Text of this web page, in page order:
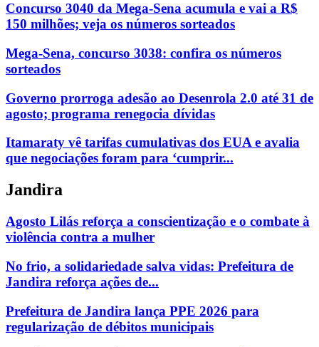
Concurso 3040 da Mega-Sena acumula e vai a R$
150 milhões; veja os números sorteados
Mega-Sena, concurso 3038: confira os números
sorteados
Governo prorroga adesão ao Desenrola 2.0 até 31 de
agosto; programa renegocia dívidas
Itamaraty vê tarifas cumulativas dos EUA e avalia
que negociações foram para ‘cumprir...
Jandira
Agosto Lilás reforça a conscientização e o combate à
violência contra a mulher
No frio, a solidariedade salva vidas: Prefeitura de
Jandira reforça ações de...
Prefeitura de Jandira lança PPE 2026 para
regularização de débitos municipais